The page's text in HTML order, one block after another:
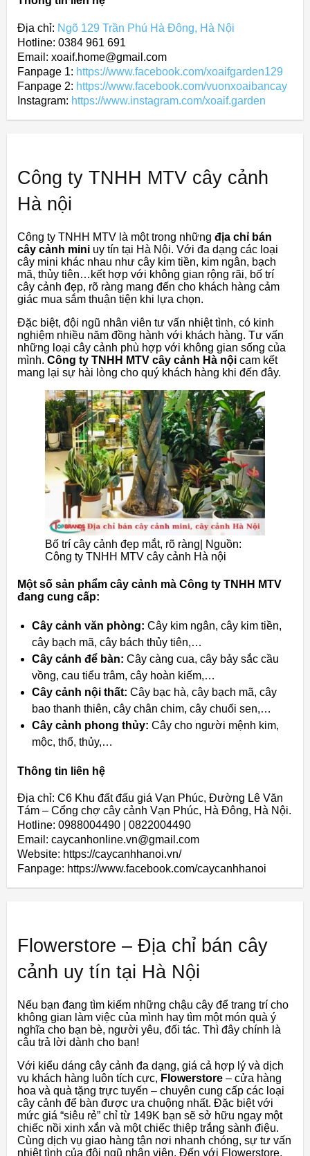
Địa chỉ: Ngõ 129 Trần Phú Hà Đông, Hà Nội
Hotline: 0384 961 691
Email: xoaif.home@gmail.com
Fanpage 1: https://www.facebook.com/xoaifgarden129
Fanpage 2: https://www.facebook.com/vuonxoaibancay
Instagram: https://www.instagram.com/xoaif.garden
Công ty TNHH MTV cây cảnh
Hà nội
Công ty TNHH MTV là một trong những địa chỉ bán
cây cảnh mini uy tín tại Hà Nội. Với đa dạng các loại
cây mini khác nhau như cây kim tiền, kim ngân, bạch
mã, thủy tiên…kết hợp với không gian rộng rãi, bố trí
cây cảnh đẹp, rõ ràng mang đến cho khách hàng cảm
giác mua sắm thuận tiện khi lựa chọn.
Đặc biệt, đội ngũ nhân viên tư vấn nhiệt tình, có kinh
nghiệm nhiều năm đồng hành với khách hàng. Tư vấn
những loại cây cảnh phù hợp với không gian sống của
mình. Công ty TNHH MTV cây cảnh Hà nội cam kết
mang lại sự hài lòng cho quý khách hàng khi đến đây.
Bố trí cây cảnh đẹp mắt, rõ ràng| Nguồn:
Công ty TNHH MTV cây cảnh Hà nội
Một số sản phẩm cây cảnh mà Công ty TNHH MTV
đang cung cấp:
Cây cảnh văn phòng: Cây kim ngân, cây kim tiền,
cây bạch mã, cây bách thủy tiên,…
Cây cảnh để bàn: Cây càng cua, cây bảy sắc cầu
vồng, cau tiểu trâm, cây hoàn kiếm,…
Cây cảnh nội thất: Cây bạc hà, cây bạch mã, cây
bao thanh thiên, cây chân chim, cây chuối sen,…
Cây cảnh phong thủy: Cây cho người mệnh kim,
mộc, thổ, thủy,…
Thông tin liên hệ
Địa chỉ: C6 Khu đất đấu giá Vạn Phúc, Đường Lê Văn
Tám – Cổng chợ cây cảnh Vạn Phúc, Hà Đông, Hà Nội.
Hotline: 0988004490 | 0822004490
Email: caycanhonline.vn@gmail.com
Website: https://caycanhhanoi.vn/
Fanpage: https://www.facebook.com/caycanhhanoi
Flowerstore – Địa chỉ bán cây
cảnh uy tín tại Hà Nội
Nếu bạn đang tìm kiếm những chậu cây để trang trí cho
không gian làm việc của mình hay tìm một món quà ý
nghĩa cho bạn bè, người yêu, đối tác. Thì đây chính là
câu trả lời dành cho bạn!
Với kiểu dáng cây cảnh đa dạng, giá cả hợp lý và dịch
vụ khách hàng luôn tích cực, Flowerstore – cửa hàng
hoa và quà tặng trực tuyến – chuyên cung cấp các loại
cây cảnh để bàn được ưa chuộng nhất. Đặc biệt với
mức giá “siêu rẻ” chỉ từ 149K bạn sẽ sở hữu ngay một
chiếc nồi xinh xắn và một chiếc thiệp trắng sành điệu.
Cùng dịch vụ giao hàng tận nơi nhanh chóng, sự tư vấn
nhiệt tình của đội ngũ nhân viên. Đến với Flowerstore,